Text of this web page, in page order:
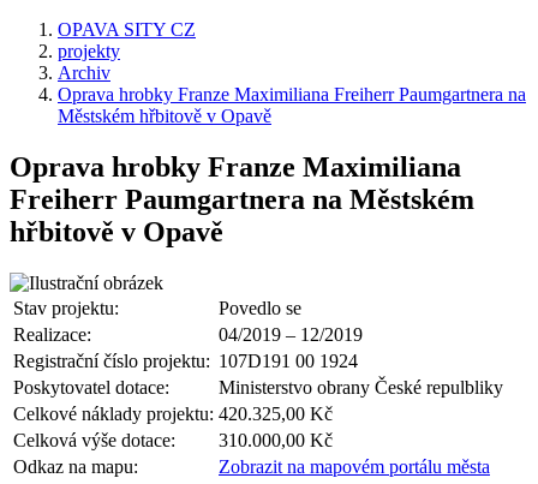
OPAVA SITY CZ
projekty
Archiv
Oprava hrobky Franze Maximiliana Freiherr Paumgartnera na
Městském hřbitově v Opavě
Oprava hrobky Franze Maximiliana
Freiherr Paumgartnera na Městském
hřbitově v Opavě
Stav projektu:
Povedlo se
Realizace:
04/2019 – 12/2019
Registrační číslo projektu: 107D191 00 1924
Poskytovatel dotace:
Ministerstvo obrany České repulbliky
Celkové náklady projektu: 420.325,00 Kč
Celková výše dotace:
310.000,00 Kč
Odkaz na mapu:
Zobrazit na mapovém portálu města